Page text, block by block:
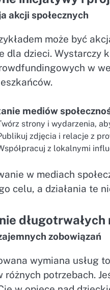
akcji społecznych
może być
dla dzieci. Wystarczy
w
mediów
strony i wydarzenia,
zdjęcia i relacje z
z lokalnymi
w mediach
celu, a działania te
zobowiązań
wymiana usług
różnych potrzebach.